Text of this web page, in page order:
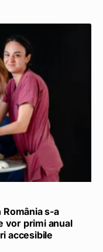
România s-a
vor primi anual
accesibile